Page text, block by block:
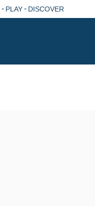
- PLAY- DISCOVER